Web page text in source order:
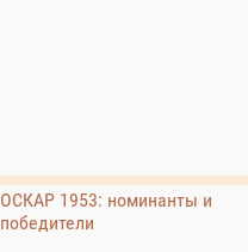
ОСКАР 1953: номинанты и
победители